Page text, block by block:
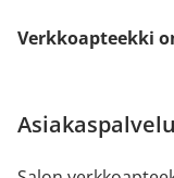
Verkkoapteekki
Asiakaspalvelu